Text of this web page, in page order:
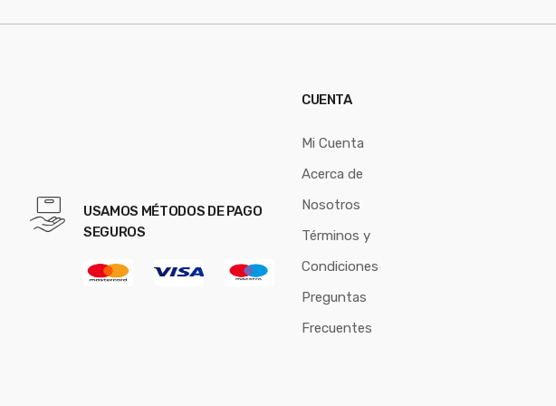
USAMOS MÉTODOS DE PAGO
SEGUROS
CUENTA
Mi Cuenta
Acerca de
Nosotros
Términos y
Condiciones
Preguntas
Frecuentes